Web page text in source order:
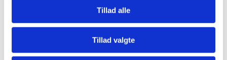
Tillad alle
Tillad valgte
Med United Press som primær kilde fortæller artiklen om de
havde været udsat for både i og uden for
koncentrationslejrene. Nazihåndlangernes vidende om
hændelserne understreges.